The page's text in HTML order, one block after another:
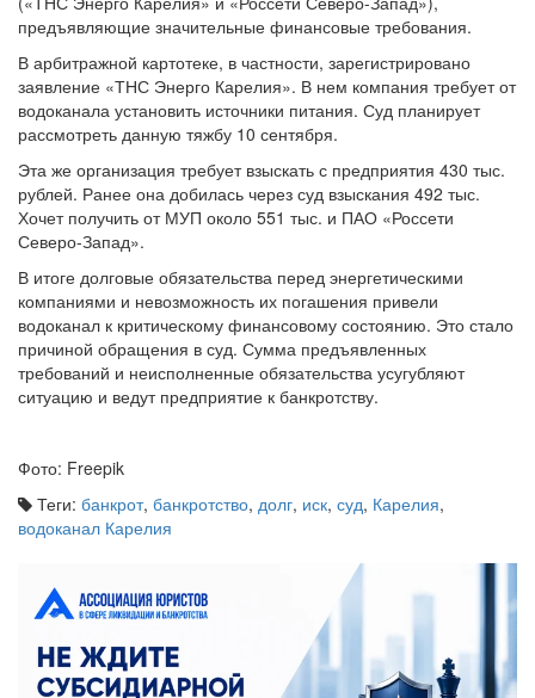
В арбитражной картотеке, в частности, зарегистрировано
заявление «ТНС Энерго Карелия». В нем компания требует от
водоканала установить источники питания. Суд планирует
рассмотреть данную тяжбу 10 сентября.
Эта же организация требует взыскать с предприятия 430 тыс.
рублей. Ранее она добилась через суд взыскания 492 тыс.
Хочет получить от МУП около 551 тыс. и ПАО «Россети
Северо-Запад».
В итоге долговые обязательства перед энергетическими
компаниями и невозможность их погашения привели
водоканал к критическому финансовому состоянию. Это стало
причиной обращения в суд. Сумма предъявленных
требований и неисполненные обязательства усугубляют
ситуацию и ведут предприятие к банкротству.
Теги:банкрот
водоканал Карелия